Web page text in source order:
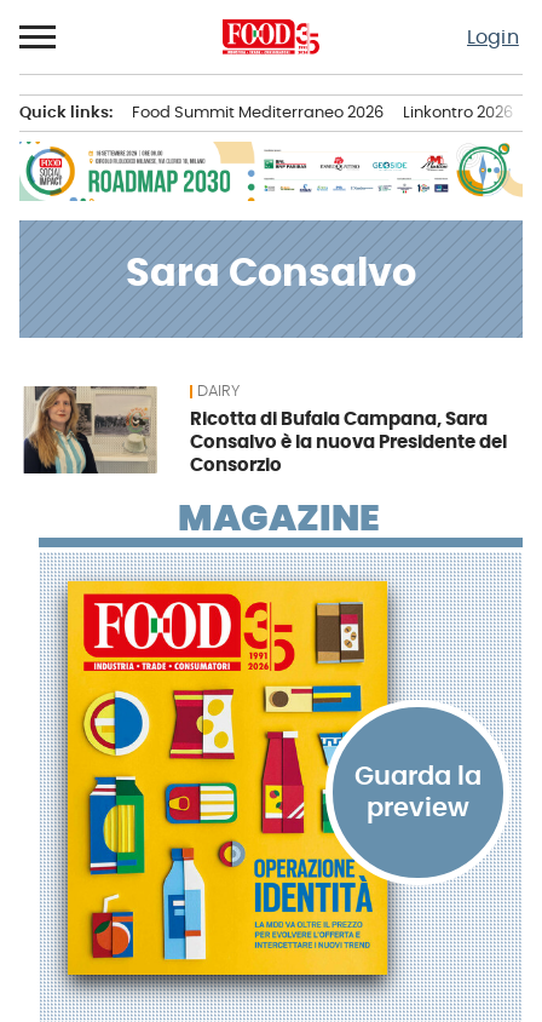
al
contenuto
Login
principale
Quick links: Food Summit Mediterraneo 2026 Linkontro 2026
Sara Consalvo
News DAIRY
Ricotta di Bufala Campana, Sara
Consalvo è la nuova Presidente del
Consorzio
MAGAZINE